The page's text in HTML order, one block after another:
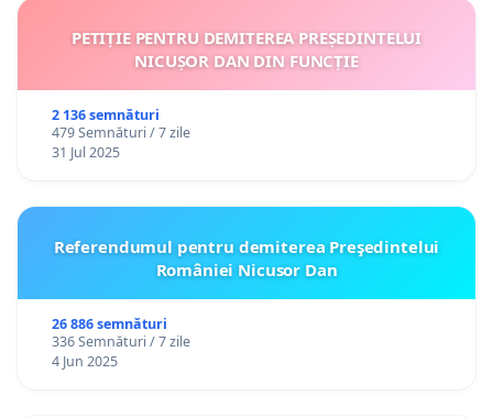
PETIȚIE PENTRU DEMITEREA PREȘEDINTELUI
NICUȘOR DAN DIN FUNCȚIE
2 136 semnături
479 Semnături / 7 zile
31 Jul 2025
Referendumul pentru demiterea Preşedintelui
României Nicusor Dan
26 886 semnături
336 Semnături / 7 zile
4 Jun 2025